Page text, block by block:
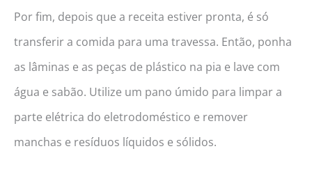
Por fim, depois que a receita estiver pronta, é só
transferir a comida para uma travessa. Então, ponha
as lâminas e as peças de plástico na pia e lave com
água e sabão. Utilize um pano úmido para limpar a
parte elétrica do eletrodoméstico e remover
manchas e resíduos líquidos e sólidos.